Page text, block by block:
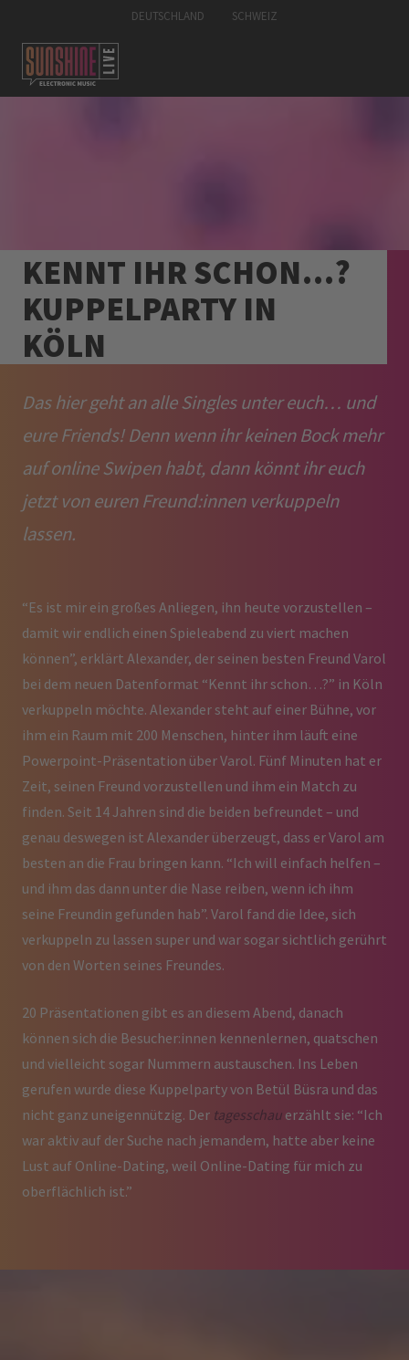
DEUTSCHLAND SCHWEIZ
KENNT IHR SCHON…?
KUPPELPARTY IN
KÖLN
Das hier geht an alle Singles unter euch… und
eure Friends! Denn wenn ihr keinen Bock mehr
auf online Swipen habt, dann könnt ihr euch
jetzt von euren Freund:innen verkuppeln
lassen.
“Es ist mir ein großes Anliegen, ihn heute vorzustellen –
damit wir endlich einen Spieleabend zu viert machen
können”, erklärt Alexander, der seinen besten Freund Varol
bei dem neuen Datenformat “Kennt ihr schon…?” in Köln
verkuppeln möchte. Alexander steht auf einer Bühne, vor
ihm ein Raum mit 200 Menschen, hinter ihm läuft eine
Powerpoint-Präsentation über Varol. Fünf Minuten hat er
Zeit, seinen Freund vorzustellen und ihm ein Match zu
finden. Seit 14 Jahren sind die beiden befreundet – und
genau deswegen ist Alexander überzeugt, dass er Varol am
besten an die Frau bringen kann. “Ich will einfach helfen –
und ihm das dann unter die Nase reiben, wenn ich ihm
seine Freundin gefunden hab”. Varol fand die Idee, sich
verkuppeln zu lassen super und war sogar sichtlich gerührt
von den Worten seines Freundes.
20 Präsentationen gibt es an diesem Abend, danach
können sich die Besucher:innen kennenlernen, quatschen
und vielleicht sogar Nummern austauschen. Ins Leben
gerufen wurde diese Kuppelparty von Betül Büsra und das
nicht ganz uneigennützig. Der tagesschau erzählt sie: “Ich
war aktiv auf der Suche nach jemandem, hatte aber keine
Lust auf Online-Dating, weil Online-Dating für mich zu
oberflächlich ist.”